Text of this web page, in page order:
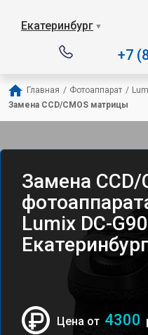
Екатеринбург ▼
+7
Главная / Фотоаппарат /
Замена CCD/CMOS матрицы
Замена
Lumix DC-
Цена от 4300